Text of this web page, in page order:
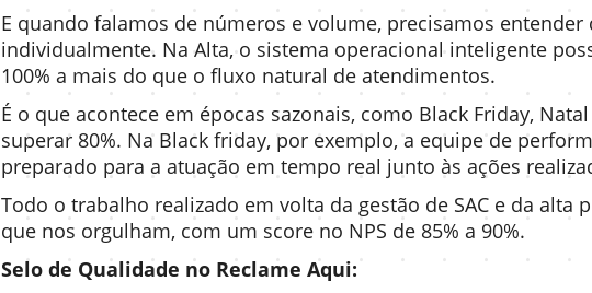
E quando falamos de números e volume, precisamos
individualmente. Na Alta, o sistema operacional inteligente
100% a mais do que o fluxo natural de atendimentos.
É o que acontece em épocas sazonais, como Black Friday,
superar 80%. Na Black friday, por exemplo, a equipe de
preparado para a atuação em tempo real junto às ações
Todo o trabalho realizado em volta da gestão de SAC e da
que nos orgulham, com um score no NPS de 85% a 90%.
Selo de Qualidade no Reclame Aqui: